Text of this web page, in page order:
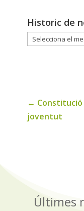
Historic de
Historic
←
joventut
Últimes